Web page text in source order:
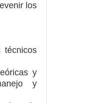
los
técnicos
y
y